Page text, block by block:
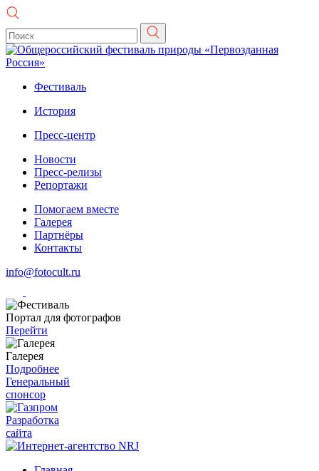
Фестиваль
История
Пресс-центр
Новости
Пресс-релизы
Репортажи
Помогаем вместе
Галерея
Партнёры
Контакты
info@fotocult.ru
Портал для фотографов
Перейти
Галерея
Подробнее
Генеральный
спонсор
Разработка
сайта